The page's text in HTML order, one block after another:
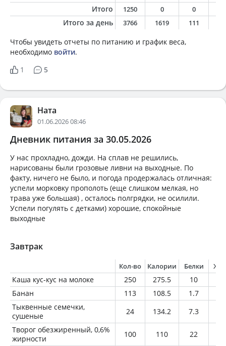
Итого
1250 0 0
Итого за день 3766 1619 111
Чтобы увидеть отчеты по питанию и график веса,
необходимо войти.
1
5
Ната
01.06.2026 08:46
Дневник питания за 30.05.2026
У нас прохладно, дожди. На сплав не решились,
нарисованы были грозовые ливни на выходные. По
факту, ничего не было, и погода продержалась отличная:
успели морковку прополоть (еще слишком мелкая, но
трава уже большая) , осталось полгрядки, не осилили.
Успели погулять с детками) хорошие, спокойные
выходные
Завтрак
Кол-во Калории Белки
Каша кус-кус на молоке 250 275.5 10
Банан
113 108.5 1.7
Тыквенные семечки,
сушеные
24 134.2 7.3
Творог обезжиренный, 0,6%
жирности
100 110 22